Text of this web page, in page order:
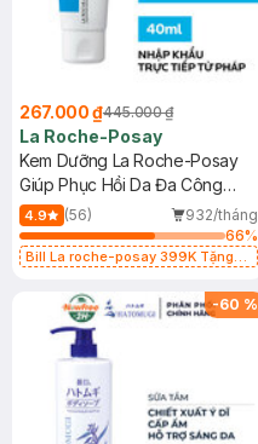
267.000 ₫445.000 ₫
La Roche-Posay
Kem Dưỡng La Roche-Posay
Giúp Phục Hồi Da Đa Công
Dụng 40ml
4.9 (56)
932/tháng
66%
Bill La roche-posay 399K Tặng
(SL có hạn)
-60 %